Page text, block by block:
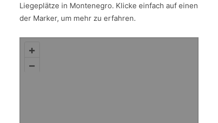
Liegeplätze in Montenegro. Klicke einfach auf einen
der Marker, um mehr zu erfahren.
+
–